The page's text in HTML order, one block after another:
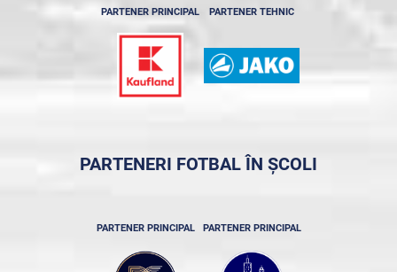
PARTENER PRINCIPAL PARTENER TEHNIC
PARTENERI FOTBAL ÎN ȘCOLI
PARTENER PRINCIPAL PARTENER PRINCIPAL